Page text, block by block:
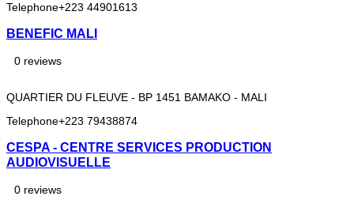
Telephone+223 44901613
BENEFIC MALI
0 reviews
QUARTIER DU FLEUVE - BP 1451 BAMAKO - MALI
Telephone+223 79438874
CESPA - CENTRE SERVICES PRODUCTION
AUDIOVISUELLE
0 reviews